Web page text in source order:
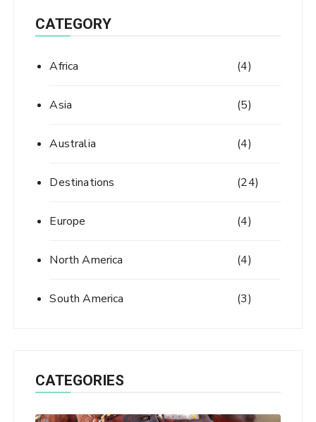
CATEGORY
Africa (4)
Asia (5)
Australia (4)
Destinations (24)
Europe (4)
North America (4)
South America (3)
CATEGORIES